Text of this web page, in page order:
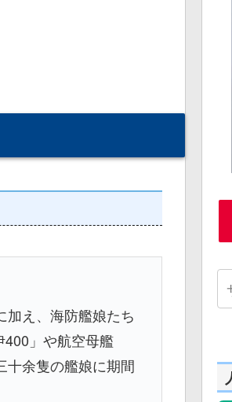
加え、海防艦娘たち
」や航空母艦
十余隻の艦娘に期間